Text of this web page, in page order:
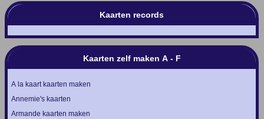
Kaarten records
Kaarten zelf maken A - F
A la kaart kaarten maken
Annemie's kaarten
Armande kaarten maken